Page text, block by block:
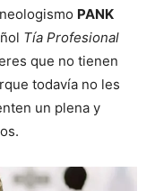
PANK
Tía Profesional
que no tienen
todavía no les
un plena y